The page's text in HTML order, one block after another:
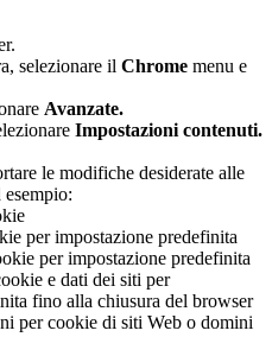
selezionare il Chrome menu e
Avanzate.
Impostazioni contenuti.
le modifiche desiderate alle
per impostazione predefinita
per impostazione predefinita
e dati dei siti per
fino alla chiusura del browser
per cookie di siti Web o domini